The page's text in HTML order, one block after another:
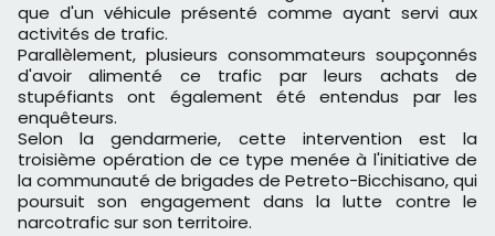
que d'un véhicule présenté comme ayant servi aux
activités de trafic.
Parallèlement, plusieurs consommateurs soupçonnés
d'avoir alimenté ce trafic par leurs achats de
stupéfiants ont également été entendus par les
enquêteurs.
Selon la gendarmerie, cette intervention est la
troisième opération de ce type menée à l'initiative de
la communauté de brigades de Petreto-Bicchisano, qui
poursuit son engagement dans la lutte contre le
narcotrafic sur son territoire.